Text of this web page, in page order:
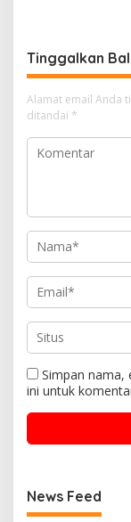
Tinggalkan
Alamat email Anda
ditandai *
Simpan nama,
ini untuk
News Feed